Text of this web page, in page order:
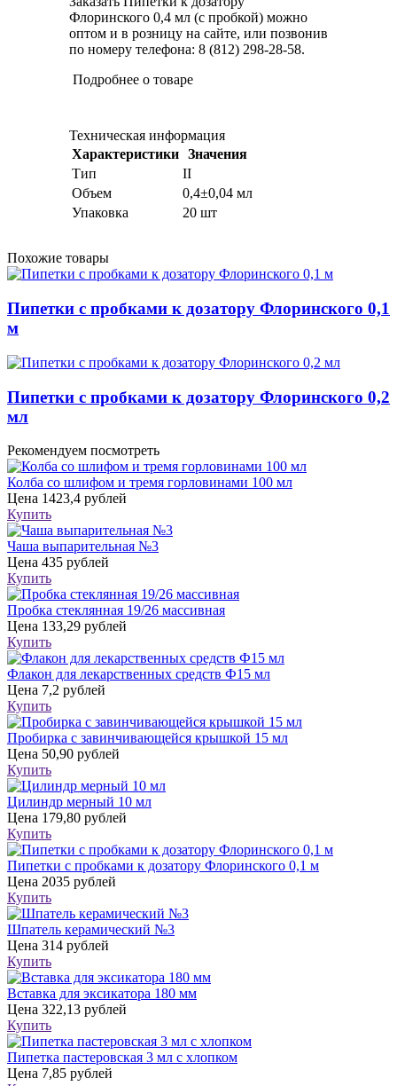
Флоринского 0,4 мл (с пробкой) можно
оптом и в розницу на сайте, или позвонив
по номеру телефона: 8 (812) 298-28-58.
Подробнее о товаре
Техническая информация
Характеристики Значения
Тип
II
Объем
0,4±0,04 мл
Упаковка
20 шт
Похожие товары
Пипетки с пробками к дозатору Флоринского 0,1
м
Пипетки с пробками к дозатору Флоринского 0,2
мл
Рекомендуем посмотреть
Колба со шлифом и тремя горловинами 100 мл
Цена 1423,4 рублей
Купить
Чаша выпарительная №3
Цена 435 рублей
Купить
Пробка стеклянная 19/26 массивная
Цена 133,29 рублей
Купить
Флакон для лекарственных средств Ф15 мл
Цена 7,2 рублей
Купить
Пробирка с завинчивающейся крышкой 15 мл
Цена 50,90 рублей
Купить
Цилиндр мерный 10 мл
Цена 179,80 рублей
Купить
Пипетки с пробками к дозатору Флоринского 0,1 м
Цена 2035 рублей
Купить
Шпатель керамический №3
Цена 314 рублей
Купить
Вставка для эксикатора 180 мм
Цена 322,13 рублей
Купить
Пипетка пастеровская 3 мл с хлопком
Цена 7,85 рублей